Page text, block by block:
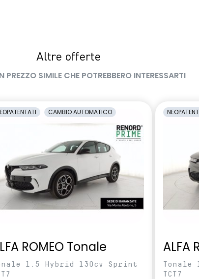
Altre offerte
PREZZO SIMILE CHE POTREBBERO INTERESSARTI
CAMBIO AUTOMATICO
ROMEO Tonale
1.5 Hybrid 130cv Sprint
ALFA
Tonale
TCT7